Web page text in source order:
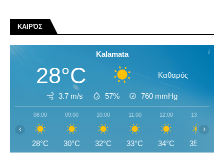
ΚΑΙΡΌΣ
Kalamata
28°C Καθαρός
3.7 m/s 57% 760 mmHg
08:00
28°C
09:00
30°C
10:00
32°C
11:00
33°C
12:00
34°C
13:00
35°C
‹ ›